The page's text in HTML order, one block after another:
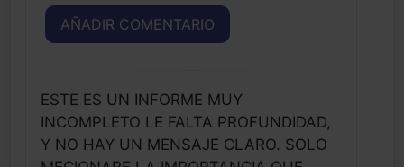
AÑADIR COMENTARIO
ESTE ES UN INFORME MUY
INCOMPLETO LE FALTA PROFUNDIDAD,
Y NO HAY UN MENSAJE CLARO. SOLO